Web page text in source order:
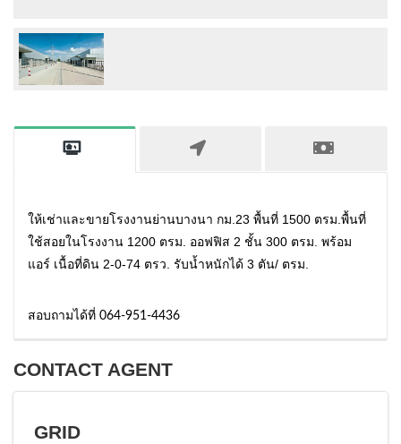
ให้เช่าและขายโรงงานย่านบางนา กม.23 พื้นที่ 1500 ตรม.พื้นที่
ใช้สอยในโรงงาน 1200 ตรม. ออฟฟิส 2 ชั้น 300 ตรม. พร้อม
แอร์ เนื้อที่ดิน 2-0-74 ตรว. รับน้ำหนักได้ 3 ตัน/ ตรม.
สอบถามได้ที่ 064-951-4436
CONTACT AGENT
GRID